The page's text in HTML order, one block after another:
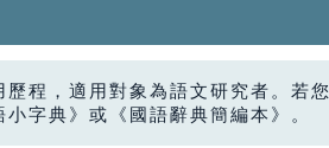
歷程，適用對象為語文研究者。若
字典》或《國語辭典簡編本》。